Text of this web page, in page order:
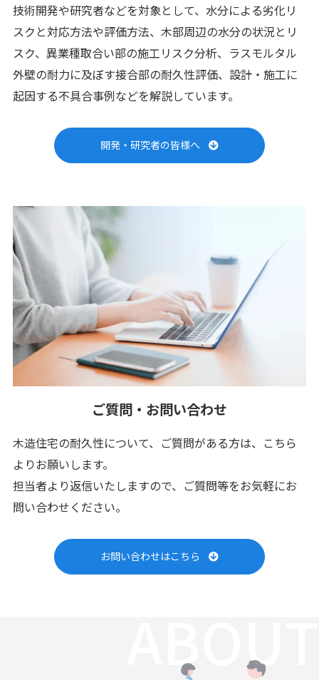
技術開発や研究者などを対象として、水分による劣化リ
スクと対応方法や評価方法、木部周辺の水分の状況とリ
スク、異業種取合い部の施工リスク分析、ラスモルタル
外壁の耐力に及ぼす接合部の耐久性評価、設計・施工に
起因する不具合事例などを解説しています。
開発・研究者の皆様へ
ご質問・お問い合わせ
木造住宅の耐久性について、ご質問がある方は、こちら
よりお願いします。
担当者より返信いたしますので、ご質問等をお気軽にお
問い合わせください。
お問い合わせはこちら
ABOUT